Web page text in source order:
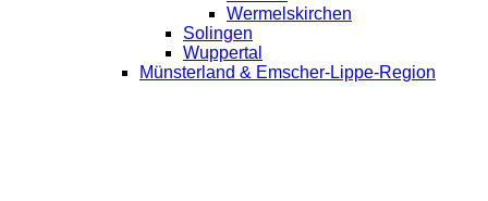
Wermelskirchen
Solingen
Wuppertal
Münsterland & Emscher-Lippe-Region